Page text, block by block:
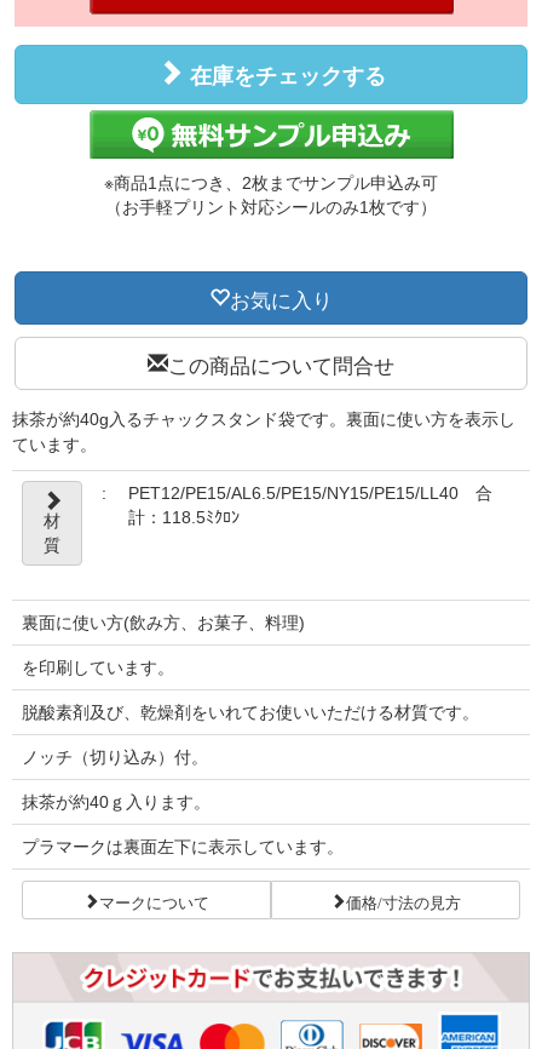
在庫をチェックする
※商品1点につき、2枚までサンプル申込み可
（お手軽プリント対応シールのみ1枚です）
お気に入り
この商品について問合せ
抹茶が約40g入るチャックスタンド袋です。裏面に使い方を表示し
ています。
材
質
:
PET12/PE15/AL6.5/PE15/NY15/PE15/LL40 合
計：118.5ﾐｸﾛﾝ
裏面に使い方(飲み方、お菓子、料理)
を印刷しています。
脱酸素剤及び、乾燥剤をいれてお使いいただける材質です。
ノッチ（切り込み）付。
抹茶が約40ｇ入ります。
プラマークは裏面左下に表示しています。
マークについて 価格/寸法の見方